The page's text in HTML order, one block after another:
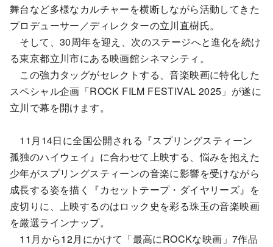
舞台など多様なカルチャーを横断しながら活動してきた
プロデューサー／ディレクターの立川直樹氏。
そして、30周年を迎え、次のステージへと進化を続け
る東京都立川市にある映画館シネマシティ。
この強力タッグがセレクトする、音楽映画に特化した
スペシャル企画「ROCK FILM FESTIVAL 2025」が遂に
立川で幕を開けます。
11月14日に全国公開される『スプリングスティーン
孤独のハイウェイ』に合わせて上映する、悩みを抱えた
少年がスプリングスティーンの音楽に影響を受けながら
成長する姿を描く『カセットテープ・ダイヤリーズ』を
皮切りに、上映するのはロック史を彩る珠玉の音楽映画
を厳選ラインナップ。
11月から12月にかけて「最高にROCKな映画」7作品